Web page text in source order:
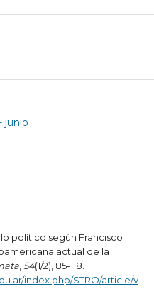
junio
lo político según Francisco
actual de la
,54(1/2), 85-118.
index.php/STRO/article/v